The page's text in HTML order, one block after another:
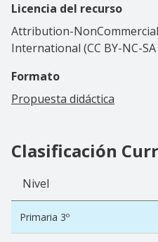
Licencia del recurso
Attribution-
International (CC BY-NC-SA
Formato
Propuesta didáctica
Clasificación
Nivel
Primaria 3º